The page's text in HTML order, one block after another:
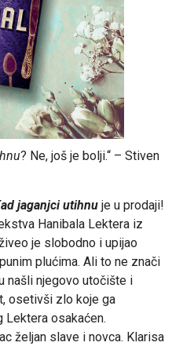
? Ne, još je bolji.“ – Stiven
jaganjci utihnuje u prodaji!
Hanibala Lektera iz
je slobodno i upijao
plućima. Ali to ne znači
našli njegovo utočište i
osetivši zlo koje ga
Lektera osakaćen.
željan slave i novca. Klarisa